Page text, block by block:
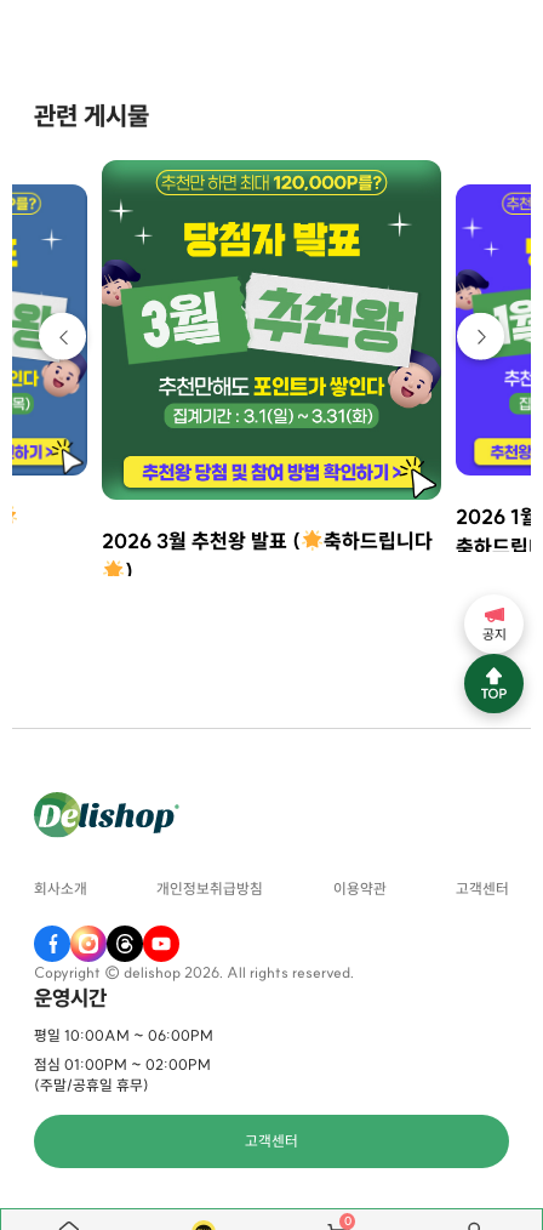
관련 게시물
2026 3월 추천왕 발표 (
축하드립니다
)
2026 1월
축하드립
회사소개 개인정보취급방침 이용약관 고객센터
Copyright © delishop 2026. All rights reserved.
운영시간
평일 10:00AM ~ 06:00PM
점심 01:00PM ~ 02:00PM
(주말/공휴일 휴무)
고객센터
공지
0